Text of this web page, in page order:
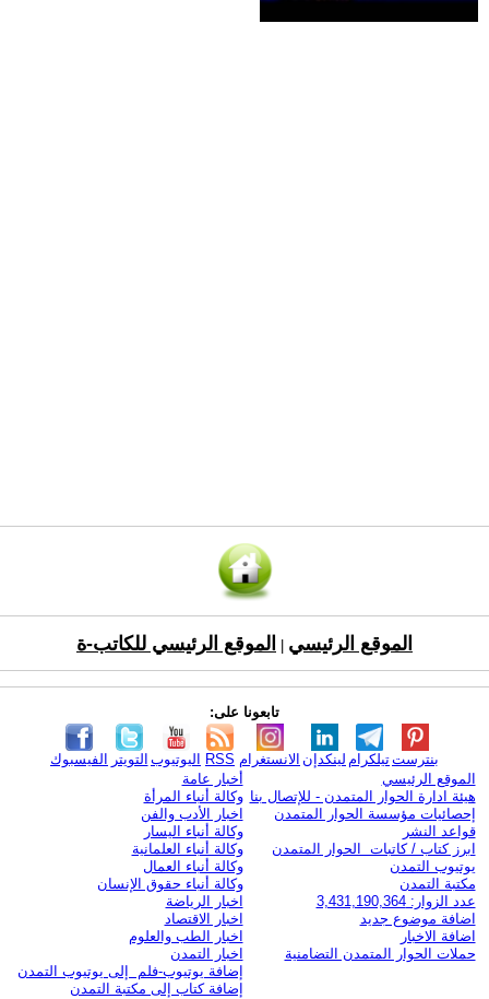
الموقع الرئيسي الموقع الرئيسي للكاتب-ة
تابعونا على:
الفيسبوك التويتر اليوتيوب RSS الانستغرام لينكدإن تيلكرامبنترست
الموقع الرئيسي
هيئة ادارة الحوار المتمدن - للإتصال بنا
إحصائيات مؤسسة الحوار المتمدن
قواعد النشر
ابرز كتاب / كاتبات الحوار المتمدن
يوتيوب التمدن
مكتبة التمدن
عدد الزوار: 3,431,190,364
اضافة موضوع جديد
اضافة الاخبار
حملات الحوار المتمدن التضامنية
أخبار عامة
وكالة أنباء المرأة
اخبار الأدب والفن
وكالة أنباء اليسار
وكالة أنباء العلمانية
وكالة أنباء العمال
وكالة أنباء حقوق الإنسان
اخبار الرياضة
اخبار الاقتصاد
اخبار الطب والعلوم
اخبار التمدن
إضافة يوتيوب-فلم إلى يوتيوب التمدن
إضافة كتاب إلى مكتبة التمدن